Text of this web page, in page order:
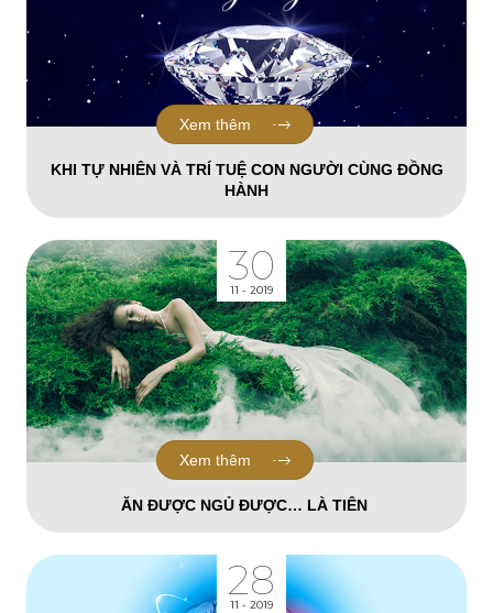
KHI TỰ NHIÊN VÀ TRÍ TUỆ CON NGƯỜI CÙNG ĐỒNG
HÀNH
Xem thêm
30
11 - 2019
ĂN ĐƯỢC NGỦ ĐƯỢC… LÀ TIÊN
Xem thêm
28
11 - 2019